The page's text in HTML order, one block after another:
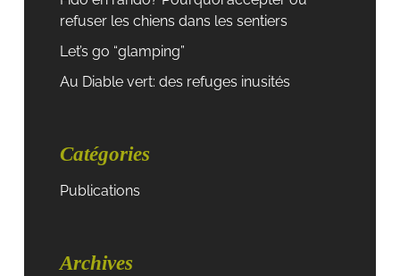
refuser les chiens dans les sentiers
Let’s go “glamping”
Au Diable vert: des refuges inusités
Catégories
Publications
Archives